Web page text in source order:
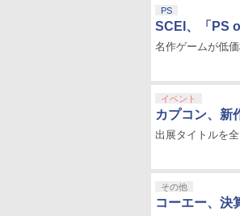
PS
SCEI、「PS
名作ゲームが低
イベント
カプコン、新
出展タイトルを
その他
コーエー、決